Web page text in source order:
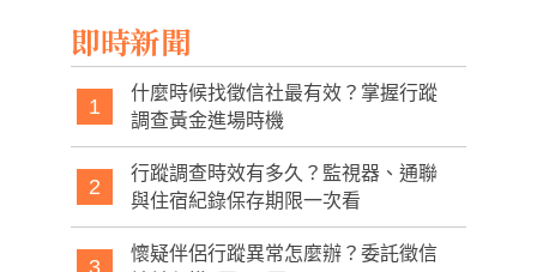
即時新聞
1
什麼時候找徵信社最有效？掌握行蹤
調查黃金進場時機
2
行蹤調查時效有多久？監視器、通聯
與住宿紀錄保存期限一次看
懷疑伴侶行蹤異常怎麼辦？委託徵信